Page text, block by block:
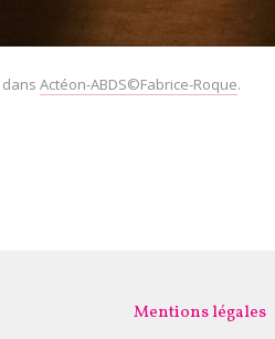
dans Actéon-ABDS©Fabrice-Roque.
Mentions légales